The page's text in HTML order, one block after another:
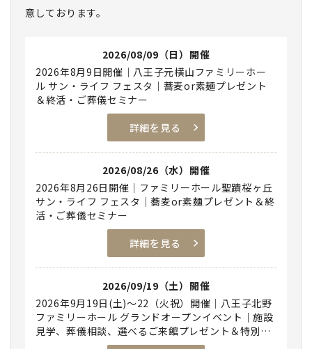
意しております。
2026/08/09（日）開催
2026年8月9日開催｜八王子元横山ファミリーホー
ル サン・ライフ フェスタ｜蕎麦or素麺プレゼント
＆終活・ご葬儀セミナー
詳細を見る
2026/08/26（水）開催
2026年8月26日開催｜ファミリーホール聖蹟桜ヶ丘
サン・ライフ フェスタ｜蕎麦or素麺プレゼント＆終
活・ご葬儀セミナー
詳細を見る
2026/09/19（土）開催
2026年9月19日(土)～22（火祝）開催｜八王子北野
ファミリーホール グランドオープンイベント｜施設
見学、葬儀相談、選べるご来館プレゼント＆特別出